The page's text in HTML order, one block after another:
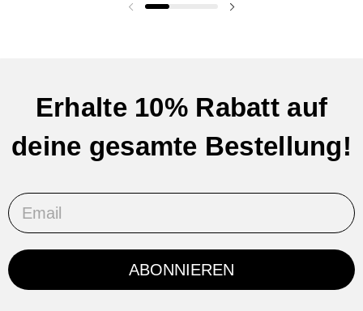
Vorherige Folie Nächste Folie
Erhalte 10% Rabatt auf
deine gesamte Bestellung!
Email
ABONNIEREN